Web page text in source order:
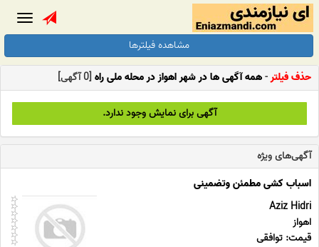
مشاهده فیلترها
حذف فیلتر-همه آگهی ها در شهر اهواز در محله ملی راه [0 آگهی]
آگهی برای نمایش وجود ندارد.
آگهی‌های ویژه
اسباب کشی مطمئن وتضمینی
Aziz Hidri
اهواز
قیمت: توافقی